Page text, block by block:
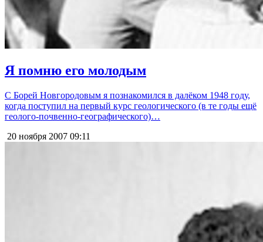
Я помню его молодым
С Борей Новгородовым я познакомился в далёком 1948 году,
когда поступил на первый курс геологического (в те годы ещё
геолого-почвенно-географического)…
20 ноября 2007 09:11